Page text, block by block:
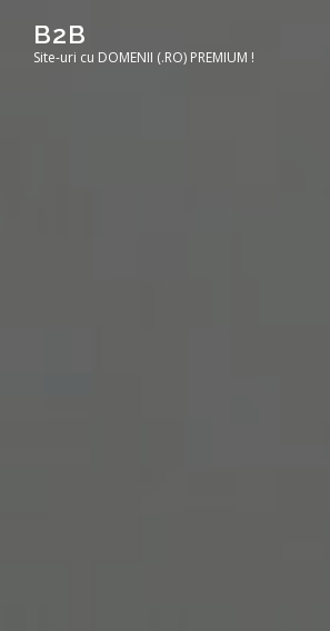
conținut
B2B
Site-uri cu DOMENII (.RO) PREMIUM !